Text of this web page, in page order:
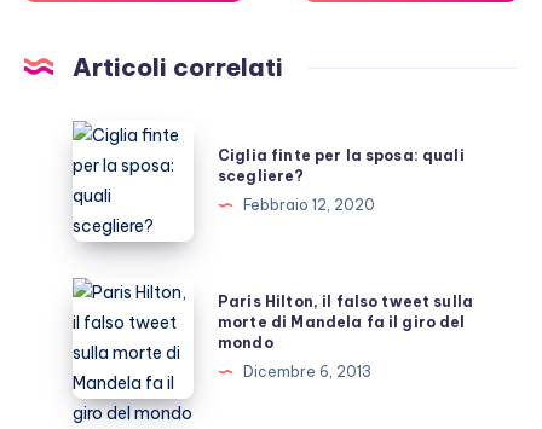
Articoli correlati
Ciglia
finte
per
la
sposa:
quali
scegliere?
Ciglia finte per la sposa: quali
scegliere?
Febbraio 12, 2020
Paris
Hilton,
il
falso
tweet
Paris Hilton, il falso tweet sulla
morte di Mandela fa il giro del
mondo
Dicembre 6, 2013